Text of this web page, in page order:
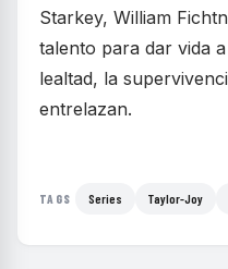
Starkey, William
talento para dar vida
lealtad, la
entrelazan.
TAGS Series Taylor-Joy